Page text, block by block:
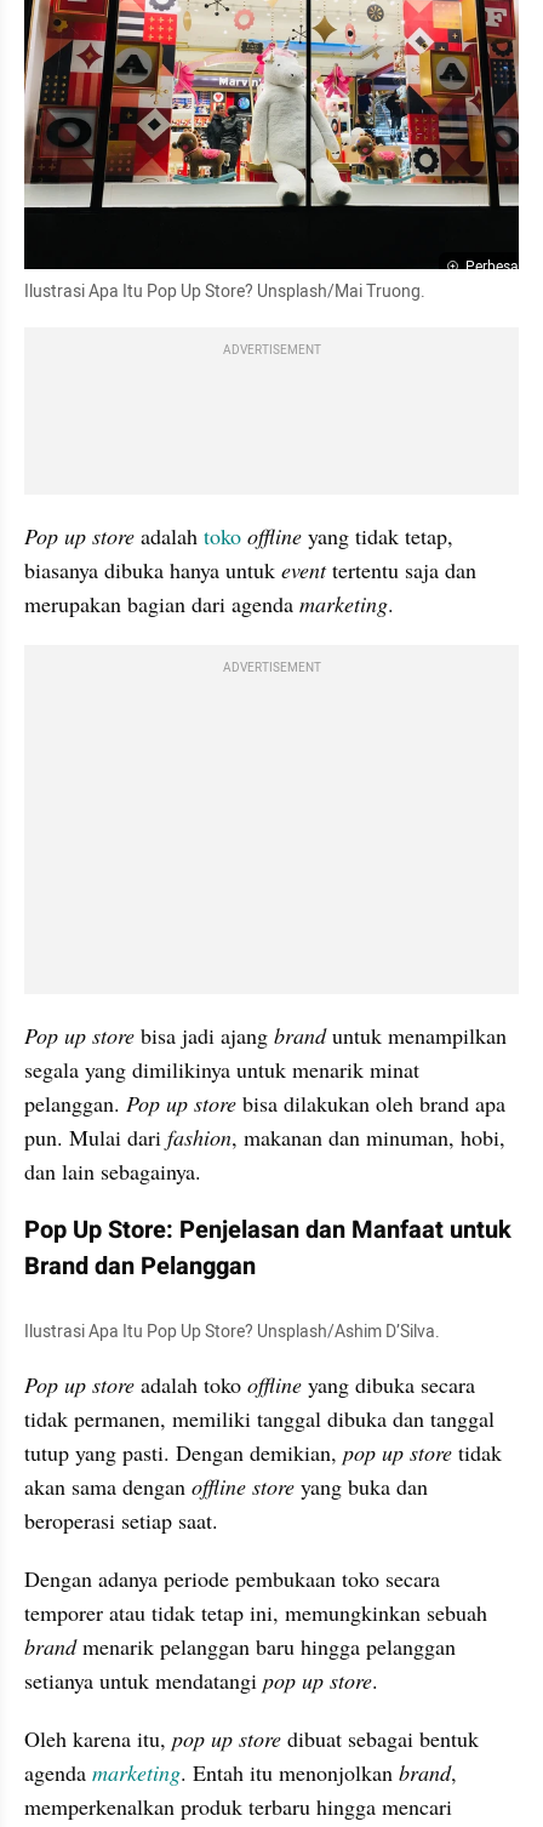
Perbesar
Ilustrasi Apa Itu Pop Up Store? Unsplash/Mai Truong.
ADVERTISEMENT
Pop up store adalah toko offline yang tidak tetap,
biasanya dibuka hanya untuk event tertentu saja dan
merupakan bagian dari agenda marketing.
ADVERTISEMENT
Pop up store bisa jadi ajang brand untuk menampilkan
segala yang dimilikinya untuk menarik minat
pelanggan. Pop up store bisa dilakukan oleh brand apa
pun. Mulai dari fashion, makanan dan minuman, hobi,
dan lain sebagainya.
Pop Up Store: Penjelasan dan Manfaat untuk
Brand dan Pelanggan
Ilustrasi Apa Itu Pop Up Store? Unsplash/Ashim D’Silva.
Pop up store adalah toko offline yang dibuka secara
tidak permanen, memiliki tanggal dibuka dan tanggal
tutup yang pasti. Dengan demikian, pop up store tidak
akan sama dengan offline store yang buka dan
beroperasi setiap saat.
Dengan adanya periode pembukaan toko secara
brand menarik pelanggan baru hingga pelanggan
setianya untuk mendatangi pop up store.
Oleh karena itu, pop up store dibuat sebagai bentuk
agenda marketing. Entah itu menonjolkan brand,
memperkenalkan produk terbaru hingga mencari